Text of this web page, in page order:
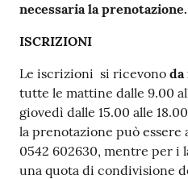
Avvisi
Orari
necessaria la prenotazione.
ISCRIZIONI
Le iscrizioni si ricevono da
tutte le mattine dalle 9.00
giovedì dalle 15.00 alle
la prenotazione può essere
0542 602630, mentre per i
una quota di condivisione